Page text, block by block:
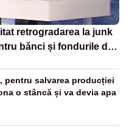
retrogradarea la junk
bănci și fondurile de
pentru salvarea producției
o stâncă și va devia apa